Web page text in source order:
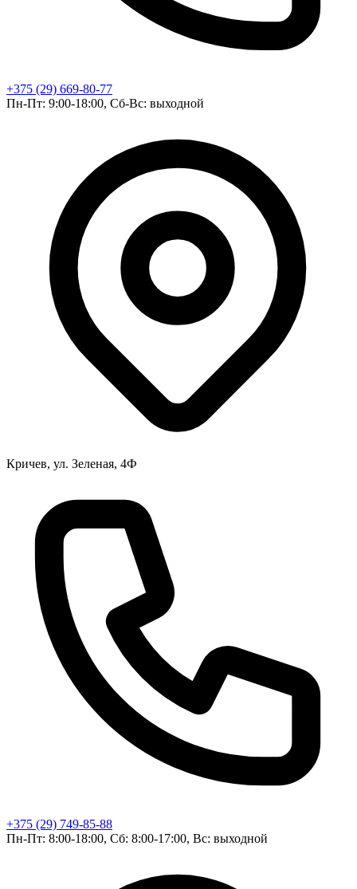
+375 (29) 669-80-77
Пн-Пт: 9:00-18:00, Сб-Вс: выходной
Кричев, ул. Зеленая, 4Ф
+375 (29) 749-85-88
Пн-Пт: 8:00-18:00, Сб: 8:00-17:00, Вс: выходной